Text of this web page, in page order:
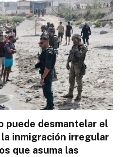
puede desmantelar el
inmigración irregular
que asuma las